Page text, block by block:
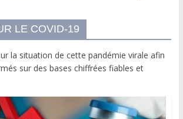
LE COVID-19
la situation de cette pandémie virale afin
sur des bases chiffrées fiables et